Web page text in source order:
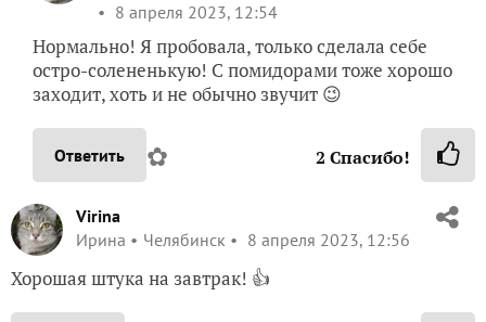
8 апреля 2023, 12:54
Нормально! Я пробовала, только сделала себе
остро-солененькую! С помидорами тоже хорошо
заходит, хоть и не обычно звучит 😉
Ответить ✿ 2 Спасибо!
Virina
Ирина
Челябинск 8 апреля 2023, 12:56
Хорошая штука на завтрак! 👍